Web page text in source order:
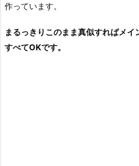
作っています。
まるっきりこのまま真似すればメイ
すべてOKです。